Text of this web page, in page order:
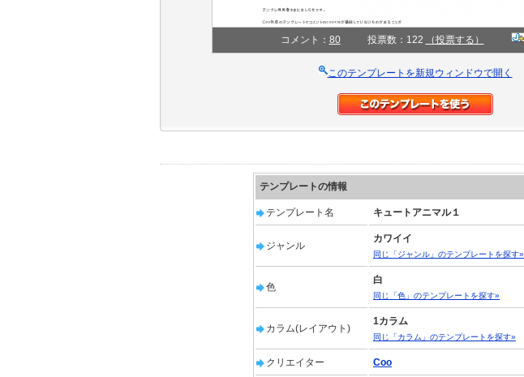
コメント： 80 投票数：122 （投票する）
このテンプレートを新規ウィンドウで開く
テンプレートの情報
テンプレート名 キュートアニマル１
ジャンル
カワイイ
同じ「ジャンル」のテンプレートを探す»
色
白
同じ「色」のテンプレートを探す»
カラム(レイアウト)
1カラム
同じ「カラム」のテンプレートを探す»
クリエイター Coo